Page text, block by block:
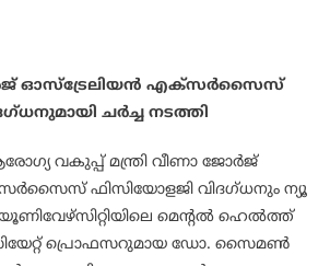
ഓസ്ട്രേലിയന്‍ എക്സര്‍സൈസ്
ചര്‍ച്ച നടത്തി
വകുപ്പ് മന്ത്രി വീണാ ജോര്‍ജ്
ഫിസിയോളജി വിദഗ്ധനും ന്യൂ
മെന്റല്‍ ഹെല്‍ത്ത്
പ്രൊഫസറുമായ ഡോ. സൈമണ്‍